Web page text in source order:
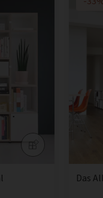
Das